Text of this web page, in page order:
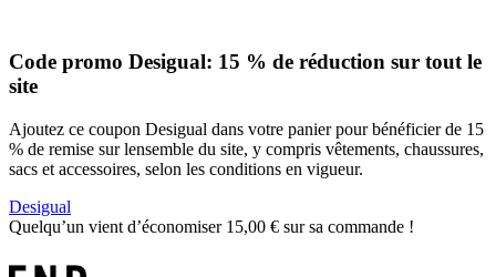
Code promo Desigual: 15 % de réduction sur tout le
site
Ajoutez ce coupon Desigual dans votre panier pour bénéficier de 15
% de remise sur lensemble du site, y compris vêtements, chaussures,
sacs et accessoires, selon les conditions en vigueur.
Desigual
Quelqu’un vient d’économiser 15,00 € sur sa commande !